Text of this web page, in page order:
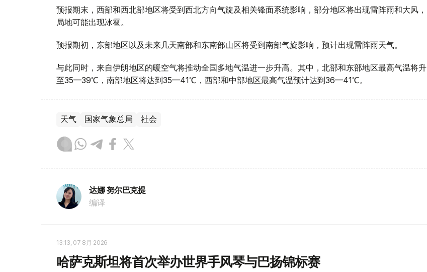
预报期末，西部和西北部地区将受到西北方向气旋及相关锋面系统影响，部分地区将出现雷阵雨和大风，
局地可能出现冰雹。
预报期初，东部地区以及未来几天南部和东南部山区将受到南部气旋影响，预计出现雷阵雨天气。
与此同时，来自伊朗地区的暖空气将推动全国多地气温进一步升高。其中，北部和东部地区最高气温将升
至35—39℃，南部地区将达到35—41℃，西部和中部地区最高气温预计达到36—41℃。
天气 国家气象总局 社会
达娜 努尔巴克提
编译
13:13, 07 8月 2026
哈萨克斯坦将首次举办世界手风琴与巴扬锦标赛